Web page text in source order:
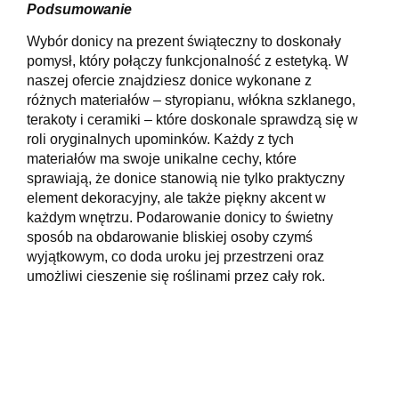
Podsumowanie
Wybór donicy na prezent świąteczny to doskonały
pomysł, który połączy funkcjonalność z estetyką. W
naszej ofercie znajdziesz donice wykonane z
różnych materiałów – styropianu, włókna szklanego,
terakoty i ceramiki – które doskonale sprawdzą się w
roli oryginalnych upominków. Każdy z tych
materiałów ma swoje unikalne cechy, które
sprawiają, że donice stanowią nie tylko praktyczny
element dekoracyjny, ale także piękny akcent w
każdym wnętrzu. Podarowanie donicy to świetny
sposób na obdarowanie bliskiej osoby czymś
wyjątkowym, co doda uroku jej przestrzeni oraz
umożliwi cieszenie się roślinami przez cały rok.